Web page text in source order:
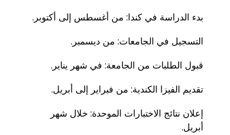
بدء الدراسة في كندا: من أغسطس إلى أكتوبر.
التسجيل في الجامعات: من ديسمبر.
قبول الطلبات من الجامعة: في شهر يناير.
تقديم الفيزا الكندية: من فبراير إلى أبريل.
إعلان نتائج الاختبارات الموحدة: خلال شهر
أبريل.